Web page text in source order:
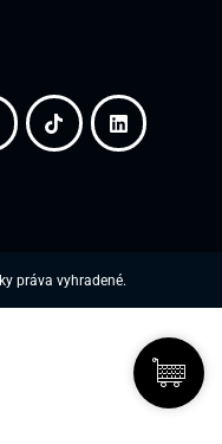
práva vyhradené.